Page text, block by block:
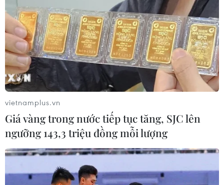
vietnamplus.vn
Giá vàng trong nước tiếp tục tăng, SJC lên
ngưỡng 143,3 triệu đồng mỗi lượng